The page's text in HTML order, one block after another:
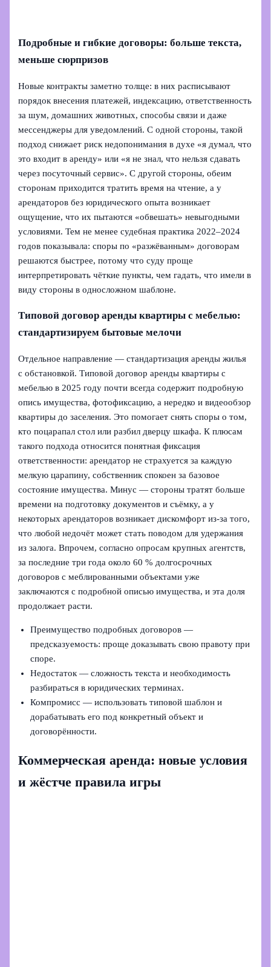
Подробные и гибкие договоры: больше текста,
меньше сюрпризов
Новые контракты заметно толще: в них расписывают
порядок внесения платежей, индексацию, ответственность
за шум, домашних животных, способы связи и даже
мессенджеры для уведомлений. С одной стороны, такой
подход снижает риск недопонимания в духе «я думал, что
это входит в аренду» или «я не знал, что нельзя сдавать
через посуточный сервис». С другой стороны, обеим
сторонам приходится тратить время на чтение, а у
арендаторов без юридического опыта возникает
ощущение, что их пытаются «обвешать» невыгодными
условиями. Тем не менее судебная практика 2022–2024
годов показывала: споры по «разжёванным» договорам
решаются быстрее, потому что суду проще
интерпретировать чёткие пункты, чем гадать, что имели в
виду стороны в односложном шаблоне.
Типовой договор аренды квартиры с мебелью:
стандартизируем бытовые мелочи
Отдельное направление — стандартизация аренды жилья
с обстановкой. Типовой договор аренды квартиры с
мебелью в 2025 году почти всегда содержит подробную
опись имущества, фотофиксацию, а нередко и видеообзор
квартиры до заселения. Это помогает снять споры о том,
кто поцарапал стол или разбил дверцу шкафа. К плюсам
такого подхода относится понятная фиксация
ответственности: арендатор не страхуется за каждую
мелкую царапину, собственник спокоен за базовое
состояние имущества. Минус — стороны тратят больше
времени на подготовку документов и съёмку, а у
некоторых арендаторов возникает дискомфорт из-за того,
что любой недочёт может стать поводом для удержания
из залога. Впрочем, согласно опросам крупных агентств,
за последние три года около 60 % долгосрочных
договоров с меблированными объектами уже
заключаются с подробной описью имущества, и эта доля
продолжает расти.
Преимущество подробных договоров —
предсказуемость: проще доказывать свою правоту при
споре.
Недостаток — сложность текста и необходимость
разбираться в юридических терминах.
Компромисс — использовать типовой шаблон и
дорабатывать его под конкретный объект и
договорённости.
Коммерческая аренда: новые условия
и жёстче правила игры